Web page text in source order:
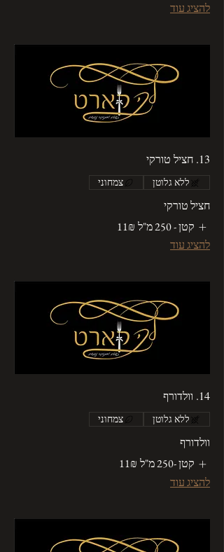
להציג עוד
13. חציל טורקי
ללא גלוטן צמחוני
חציל טורקי
קטן - 250 מ"ל
‏11 ‏₪
להציג עוד
14. וולדורף
ללא גלוטן צמחוני
וולדורף
קטן -250 מ"ל
‏11 ‏₪
להציג עוד